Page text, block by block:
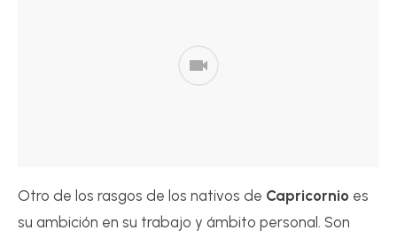
Otro de los rasgos de los nativos de Capricornio es
su ambición en su trabajo y ámbito personal. Son